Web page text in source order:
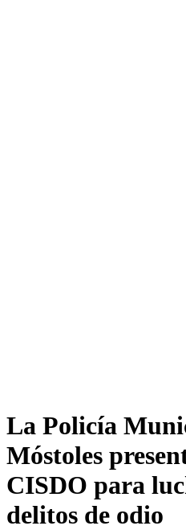
La Policía
Móstoles
CISDO para
delitos de odio